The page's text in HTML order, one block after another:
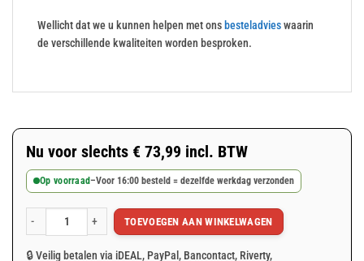
Wellicht dat we u kunnen helpen met ons besteladvieswaarin
de verschillende kwaliteiten worden besproken.
Nu voor slechts € 73,99 incl. BTW
Op voorraad–Voor 16:00 besteld = dezelfde werkdag verzonden
Grijs afdekzeil 6x8m 250gr/m² aantalTOEVOEGEN AAN WINKELWAGEN
🔒 Veilig betalen via iDEAL, PayPal, Bancontact, Riverty,